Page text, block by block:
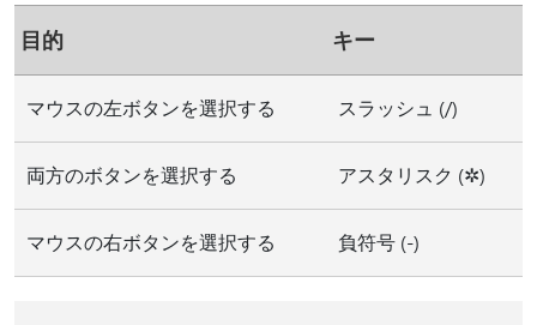
目的 キー
マウスの左ボタンを選択する スラッシュ (/)
両方のボタンを選択する アスタリスク (✲)
マウスの右ボタンを選択する 負符号 (-)